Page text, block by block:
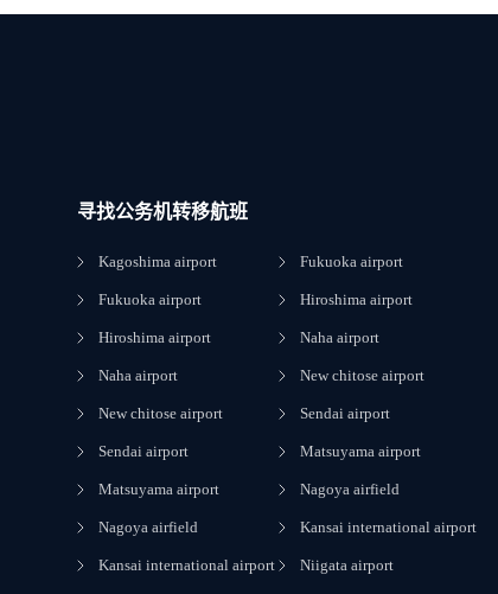
寻找公务机转移航班
Kagoshima airport
Fukuoka airport
Hiroshima airport
Naha airport
New chitose airport
Sendai airport
Matsuyama airport
Nagoya airfield
Kansai international airport
Fukuoka airport
Hiroshima airport
Naha airport
New chitose airport
Sendai airport
Matsuyama airport
Nagoya airfield
Kansai international airport
Niigata airport